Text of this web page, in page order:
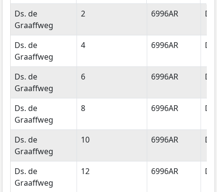
Straatnaam
Huisnummer Postcode
Ds. de
Graaffweg
2 6996AR
Ds. de
Graaffweg
4 6996AR
Ds. de
Graaffweg
6 6996AR
Ds. de
Graaffweg
8 6996AR
Ds. de
Graaffweg
10 6996AR
Ds. de
Graaffweg
12 6996AR